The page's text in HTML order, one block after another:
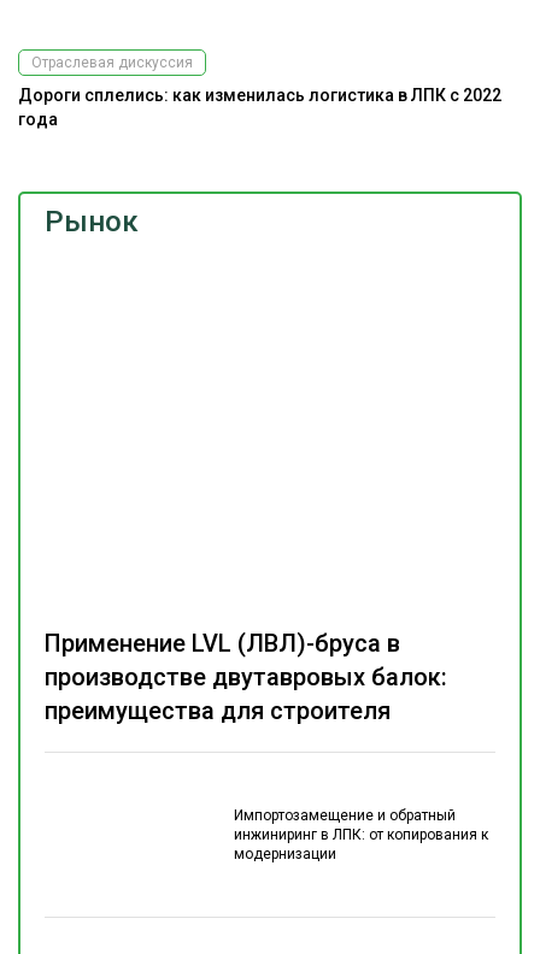
Рынок
Импортозамещение и обратный
инжиниринг в ЛПК: от копирования к
модернизации
Применение LVL (ЛВЛ)-бруса в
производстве двутавровых балок:
преимущества для строителя
Отраслевая дискуссия
Дороги сплелись: как изменилась логистика в ЛПК с 2022
года